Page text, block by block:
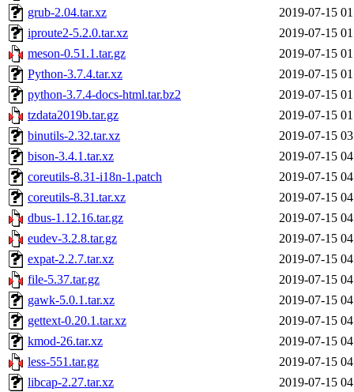
grub-2.04.tar.xz
2019-07-15
iproute2-5.2.0.tar.xz
2019-07-15
meson-0.51.1.tar.gz
2019-07-15
Python-3.7.4.tar.xz
2019-07-15
python-3.7.4-docs-html.tar.bz2
2019-07-15
tzdata2019b.tar.gz
2019-07-15
binutils-2.32.tar.xz
2019-07-15
bison-3.4.1.tar.xz
2019-07-15
coreutils-8.31-i18n-1.patch
2019-07-15
coreutils-8.31.tar.xz
2019-07-15
dbus-1.12.16.tar.gz
2019-07-15
eudev-3.2.8.tar.gz
2019-07-15
expat-2.2.7.tar.xz
2019-07-15
file-5.37.tar.gz
2019-07-15
gawk-5.0.1.tar.xz
2019-07-15
gettext-0.20.1.tar.xz
2019-07-15
kmod-26.tar.xz
2019-07-15
less-551.tar.gz
2019-07-15
libcap-2.27.tar.xz
2019-07-15